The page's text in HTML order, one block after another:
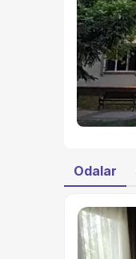
Odalar